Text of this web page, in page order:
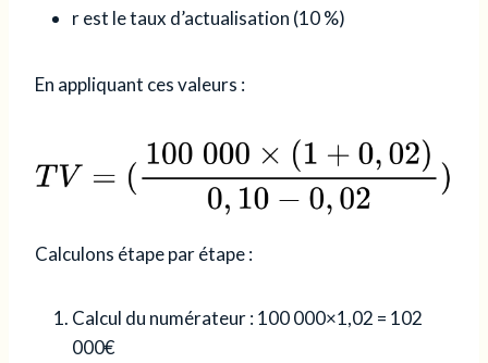
r est le taux d’actualisation (10 %)
En appliquant ces valeurs :
Calculons étape par étape :
Calcul du numérateur : 100 000×1,02 = 102
000€